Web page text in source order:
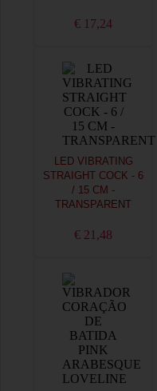
€ 17,24
LED VIBRATING
STRAIGHT COCK - 6
/ 15 CM -
TRANSPARENT
€ 21,48